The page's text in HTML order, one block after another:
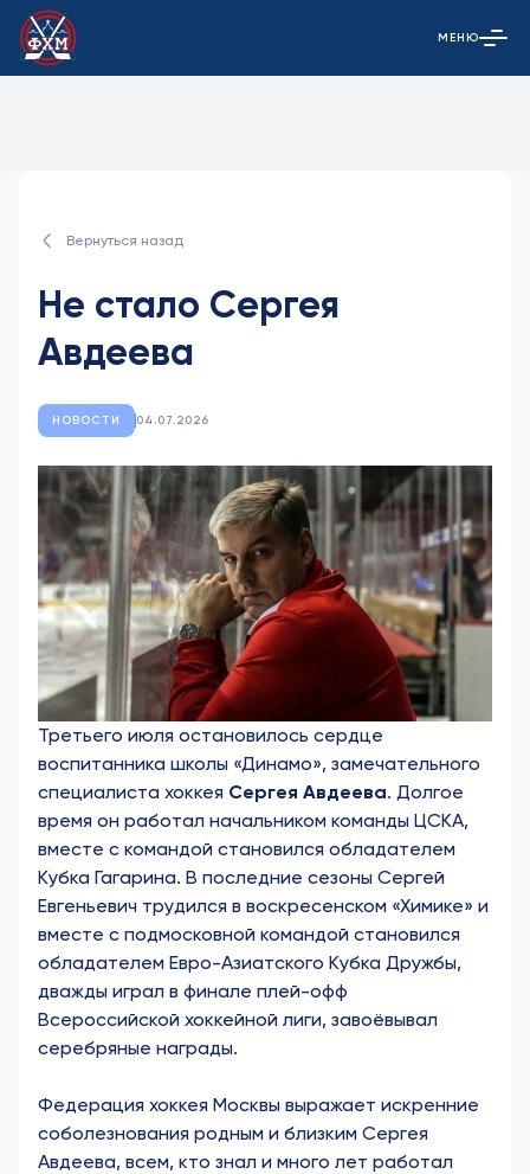
Открыть
МЕНЮ
Вернуться назад
Не стало Сергея
Авдеева
НОВОСТИ 04.07.2026
Третьего июля остановилось сердце
воспитанника школы «Динамо», замечательного
специалиста хоккея Сергея Авдеева. Долгое
время он работал начальником команды ЦСКА,
вместе с командой становился обладателем
Кубка Гагарина. В последние сезоны Сергей
Евгеньевич трудился в воскресенском «Химике» и
вместе с подмосковной командой становился
обладателем Евро-Азиатского Кубка Дружбы,
дважды играл в финале плей-офф
Всероссийской хоккейной лиги, завоёвывал
серебряные награды.
Федерация хоккея Москвы выражает искренние
соболезнования родным и близким Сергея
Авдеева, всем, кто знал и много лет работал